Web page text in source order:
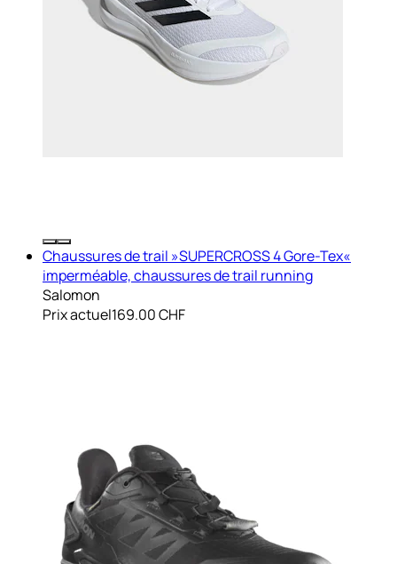
Chaussures de trail »SUPERCROSS 4 Gore-Tex«
imperméable, chaussures de trail running
Salomon
Prix actuel169.00 CHF